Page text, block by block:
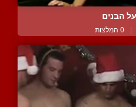
הבנים
| 0 המלצות